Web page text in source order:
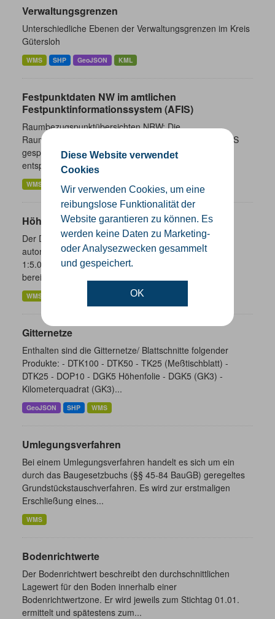
Diese Website verwendet
Cookies
Wir verwenden Cookies, um eine
reibungslose Funktionalität der
Website garantieren zu können. Es
werden keine Daten zu Marketing-
oder Analysezwecken gesammelt
und gespeichert.
OK
Verwaltungsgrenzen
Unterschiedliche Ebenen der Verwaltungsgrenzen im Kreis
Gütersloh
WMS SHP GeoJSON KML
Festpunktdaten NW im amtlichen
Festpunktinformationssystem (AFIS)
Raumbezugspunktübersichten NRW; Die
Raumbezugspunktübersichten werden aus dem in AFIS
gespeicherten Datenbestand abgeleitet. Die Aktualität
entspricht der AFIS-Webauskunft,...
WMS
Höhenlinien und Höhenpunkte NRW
Der Dienst stellt Höhenpunkte und Höhenlinien mit
automatisch erzeugter Beschriftung für die Maßstäbe
1:5.000, 1:10.000, 1:25.000, 1:50.000 und 1:100.000
bereit. Die Höhenlinien...
WMS
Gitternetze
Enthalten sind die Gitternetze/ Blattschnitte folgender
Produkte: - DTK100 - DTK50 - TK25 (Meßtischblatt) -
DTK25 - DOP10 - DGK5 Höhenfolie - DGK5 (GK3) -
Kilometerquadrat (GK3)...
GeoJSON SHP WMS
Umlegungsverfahren
Bei einem Umlegungsverfahren handelt es sich um ein
durch das Baugesetzbuchs (§§ 45-84 BauGB) geregeltes
Grundstückstauschverfahren. Es wird zur erstmaligen
Erschließung eines...
WMS
Bodenrichtwerte
Der Bodenrichtwert beschreibt den durchschnittlichen
Lagewert für den Boden innerhalb einer
Bodenrichtwertzone. Er wird jeweils zum Stichtag 01.01.
ermittelt und spätestens zum...